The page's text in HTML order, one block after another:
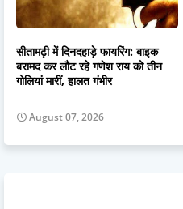
सीतामढ़ी में दिनदहाड़े फायरिंग: बाइक
बरामद कर लौट रहे गणेश राय को तीन
गोलियां मारीं, हालत गंभीर
August 07, 2026